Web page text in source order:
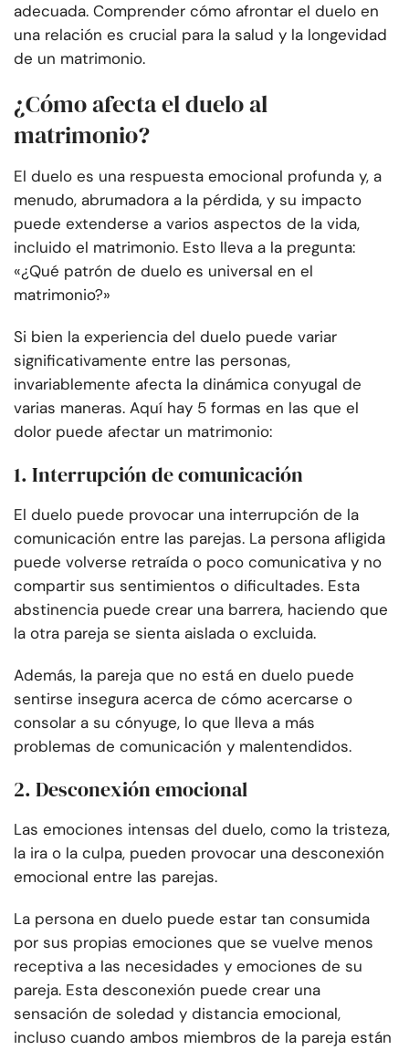
adecuada. Comprender cómo afrontar el duelo en
una relación es crucial para la salud y la longevidad
de un matrimonio.
¿Cómo afecta el duelo al
matrimonio?
El duelo es una respuesta emocional profunda y, a
menudo, abrumadora a la pérdida, y su impacto
puede extenderse a varios aspectos de la vida,
incluido el matrimonio. Esto lleva a la pregunta:
«¿Qué patrón de duelo es universal en el
matrimonio?»
Si bien la experiencia del duelo puede variar
significativamente entre las personas,
invariablemente afecta la dinámica conyugal de
varias maneras. Aquí hay 5 formas en las que el
dolor puede afectar un matrimonio:
1. Interrupción de comunicación
El duelo puede provocar una interrupción de la
comunicación entre las parejas. La persona afligida
puede volverse retraída o poco comunicativa y no
compartir sus sentimientos o dificultades. Esta
abstinencia puede crear una barrera, haciendo que
la otra pareja se sienta aislada o excluida.
Además, la pareja que no está en duelo puede
sentirse insegura acerca de cómo acercarse o
consolar a su cónyuge, lo que lleva a más
problemas de comunicación y malentendidos.
2. Desconexión emocional
Las emociones intensas del duelo, como la tristeza,
la ira o la culpa, pueden provocar una desconexión
emocional entre las parejas.
La persona en duelo puede estar tan consumida
por sus propias emociones que se vuelve menos
receptiva a las necesidades y emociones de su
pareja. Esta desconexión puede crear una
sensación de soledad y distancia emocional,
incluso cuando ambos miembros de la pareja están